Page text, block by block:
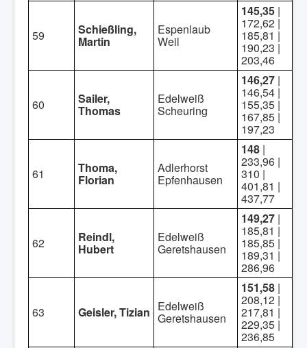
59 Schießling,
Martin
Espenlaub
Weil
145,35 |
172,62 |
185,81 |
190,23 |
203,46
60 Sailer,
Thomas
Edelweiß
Scheuring
146,27 |
146,54 |
155,35 |
167,85 |
197,23
61 Thoma,
Florian
Adlerhorst
Epfenhausen
148 |
233,96 |
310 |
401,81 |
437,77
62 Reindl,
Hubert
Edelweiß
Geretshausen
149,27 |
185,81 |
185,85 |
189,31 |
286,96
63 Geisler, Tizian Edelweiß
Geretshausen
151,58 |
208,12 |
217,81 |
229,35 |
236,85